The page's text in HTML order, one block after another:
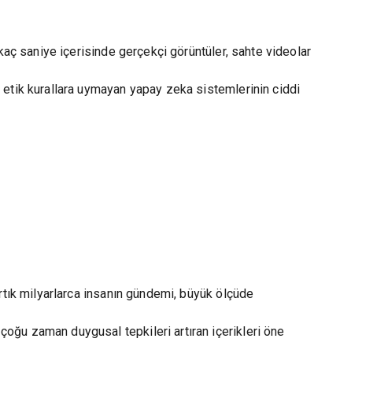
saniye içerisinde gerçekçi görüntüler, sahte videolar
kurallara uymayan yapay zeka sistemlerinin ciddi
milyarlarca insanın gündemi, büyük ölçüde
zaman duygusal tepkileri artıran içerikleri öne